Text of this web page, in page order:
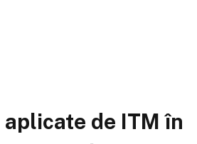
de ITM în